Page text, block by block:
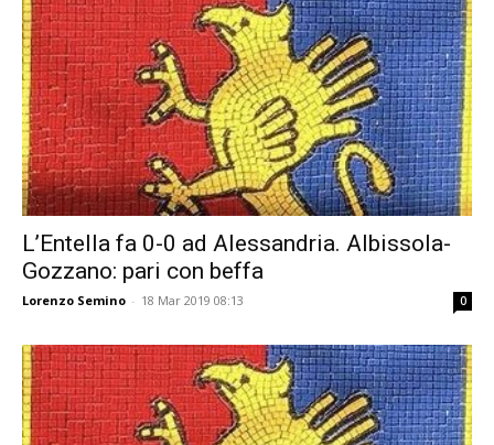
L’Entella fa 0-0 ad Alessandria. Albissola-
Gozzano: pari con beffa
Lorenzo Semino - 18 Mar 2019 08:13 0